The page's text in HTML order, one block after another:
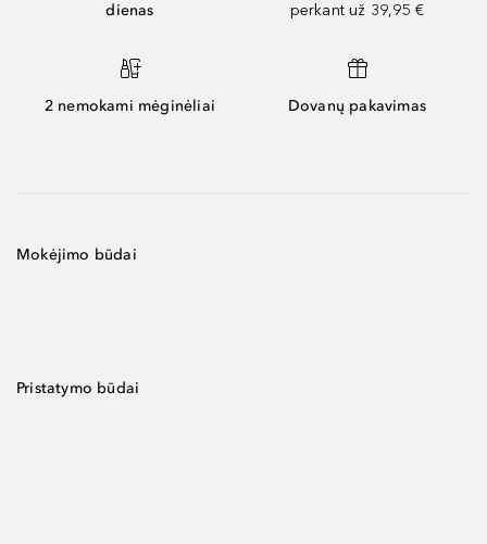
dienas perkant už 39,95 €
2 nemokami mėginėliai Dovanų pakavimas
Mokėjimo būdai
Pristatymo būdai